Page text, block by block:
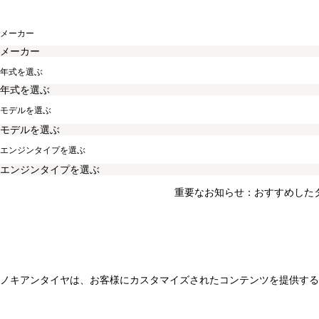
メーカー
年式を選ぶ
モデルを選ぶ
エンジンタイプを選ぶ
重要なお知らせ：おすすめした
ノキアンタイヤは、お客様にカスタマイズされたコンテンツを提供す